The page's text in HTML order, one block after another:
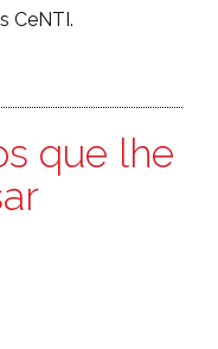
CeNTI.
que lhe